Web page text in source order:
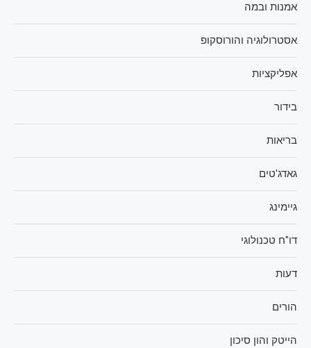
אמנות ובמה
אסטרולוגיה והורוסקופ
אפליקציות
בידור
בריאות
גאדג'טים
גיימינג
דו"ח טכנולוגי
דעות
הורים
הייטק והון סיכון